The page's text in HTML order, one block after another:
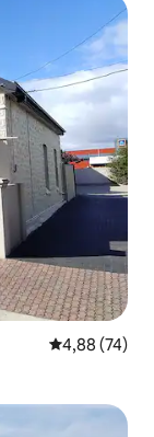
4,88 de uma
4,88 (74)